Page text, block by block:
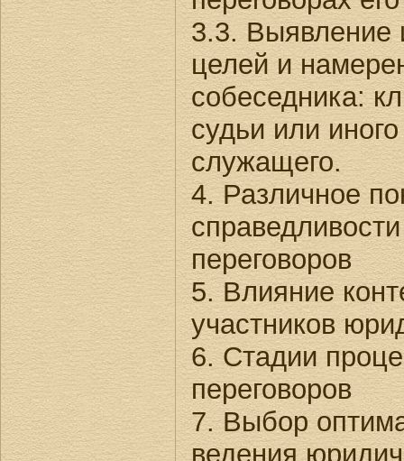
3.3. Выявление
целей и
собеседника:
судьи или
служащего.
4. Различное
переговоров
5. Влияние
участников
6. Стадии
переговоров
7. Выбор
ведения